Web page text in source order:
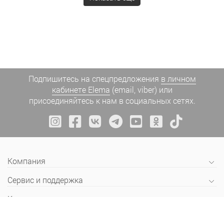
Подпишитесь на спецпредложения в личном
кабинете Elema (email, viber) или
присоединяйтесь к нам в социальных сетях.
Компания
Сервис и поддержка